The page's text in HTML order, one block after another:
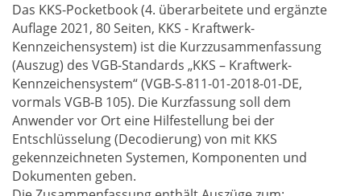
Das KKS-Pocketbook (4. überarbeitete und ergänzte
Auflage 2021, 80 Seiten, KKS - Kraftwerk-
Kennzeichensystem) ist die Kurzzusammenfassung
(Auszug) des VGB-Standards „KKS – Kraftwerk-
Kennzeichensystem“ (VGB-S-811-01-2018-01-DE,
vormals VGB-B 105). Die Kurzfassung soll dem
Anwender vor Ort eine Hilfestellung bei der
Entschlüsselung (Decodierung) von mit KKS
gekennzeichneten Systemen, Komponenten und
Dokumenten geben.